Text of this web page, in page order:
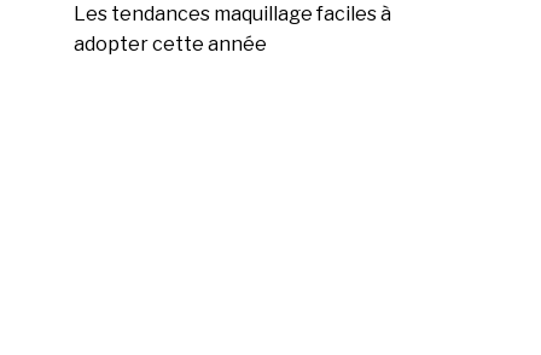
Les tendances maquillage faciles à
adopter cette année